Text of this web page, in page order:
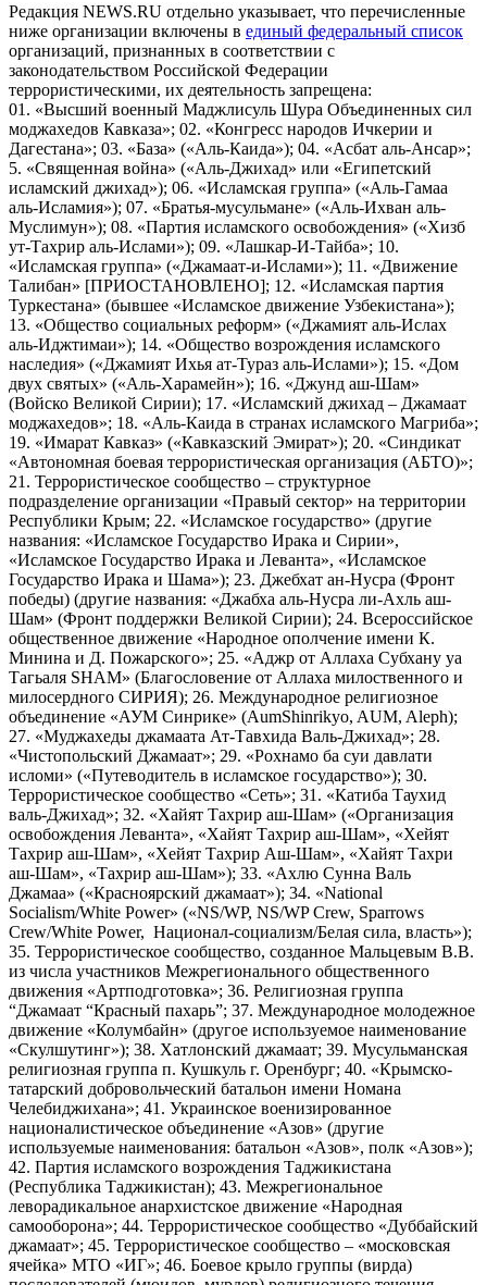
Редакция NEWS.RU отдельно указывает, что перечисленные
ниже организации включены в единый федеральный список
организаций, признанных в соответствии с
законодательством Российской Федерации
террористическими, их деятельность запрещена:
01. «Высший военный Маджлисуль Шура Объединенных сил
моджахедов Кавказа»; 02. «Конгресс народов Ичкерии и
Дагестана»; 03. «База» («Аль-Каида»); 04. «Асбат аль-Ансар»;
5. «Священная война» («Аль-Джихад» или «Египетский
исламский джихад»); 06. «Исламская группа» («Аль-Гамаа
аль-Исламия»); 07. «Братья-мусульмане» («Аль-Ихван аль-
Муслимун»); 08. «Партия исламского освобождения» («Хизб
ут-Тахрир аль-Ислами»); 09. «Лашкар-И-Тайба»; 10.
«Исламская группа» («Джамаат-и-Ислами»); 11. «Движение
Талибан» [ПРИОСТАНОВЛЕНО]; 12. «Исламская партия
Туркестана» (бывшее «Исламское движение Узбекистана»);
13. «Общество социальных реформ» («Джамият аль-Ислах
аль-Иджтимаи»); 14. «Общество возрождения исламского
наследия» («Джамият Ихья ат-Тураз аль-Ислами»); 15. «Дом
двух святых» («Аль-Харамейн»); 16. «Джунд аш-Шам»
(Войско Великой Сирии); 17. «Исламский джихад – Джамаат
моджахедов»; 18. «Аль-Каида в странах исламского Магриба»;
19. «Имарат Кавказ» («Кавказский Эмират»); 20. «Синдикат
«Автономная боевая террористическая организация (АБТО)»;
21. Террористическое сообщество – структурное
подразделение организации «Правый сектор» на территории
Республики Крым; 22. «Исламское государство» (другие
названия: «Исламское Государство Ирака и Сирии»,
«Исламское Государство Ирака и Леванта», «Исламское
Государство Ирака и Шама»); 23. Джебхат ан-Нусра (Фронт
победы) (другие названия: «Джабха аль-Нусра ли-Ахль аш-
Шам» (Фронт поддержки Великой Сирии); 24. Всероссийское
общественное движение «Народное ополчение имени К.
Минина и Д. Пожарского»; 25. «Аджр от Аллаха Субхану уа
Тагьаля SHAM» (Благословение от Аллаха милоственного и
милосердного СИРИЯ); 26. Международное религиозное
объединение «АУМ Синрике» (AumShinrikyo, AUM, Aleph);
27. «Муджахеды джамаата Ат-Тавхида Валь-Джихад»; 28.
«Чистопольский Джамаат»; 29. «Рохнамо ба суи давлати
исломи» («Путеводитель в исламское государство»); 30.
Террористическое сообщество «Сеть»; 31. «Катиба Таухид
валь-Джихад»; 32. «Хайят Тахрир аш-Шам» («Организация
освобождения Леванта», «Хайят Тахрир аш-Шам», «Хейят
Тахрир аш-Шам», «Хейят Тахрир Аш-Шам», «Хайят Тахри
аш-Шам», «Тахрир аш-Шам»); 33. «Ахлю Сунна Валь
Джамаа» («Красноярский джамаат»); 34. «National
Socialism/White Power» («NS/WP, NS/WP Crew, Sparrows
Crew/White Power, Национал-социализм/Белая сила, власть»);
35. Террористическое сообщество, созданное Мальцевым В.В.
из числа участников Межрегионального общественного
движения «Артподготовка»; 36. Религиозная группа
“Джамаат “Красный пахарь”; 37. Международное молодежное
движение «Колумбайн» (другое используемое наименование
«Скулшутинг»); 38. Хатлонский джамаат; 39. Мусульманская
религиозная группа п. Кушкуль г. Оренбург; 40. «Крымско-
татарский добровольческий батальон имени Номана
Челебиджихана»; 41. Украинское военизированное
националистическое объединение «Азов» (другие
используемые наименования: батальон «Азов», полк «Азов»);
42. Партия исламского возрождения Таджикистана
(Республика Таджикистан); 43. Межрегиональное
леворадикальное анархистское движение «Народная
самооборона»; 44. Террористическое сообщество «Дуббайский
джамаат»; 45. Террористическое сообщество – «московская
ячейка» МТО «ИГ»; 46. Боевое крыло группы (вирда)